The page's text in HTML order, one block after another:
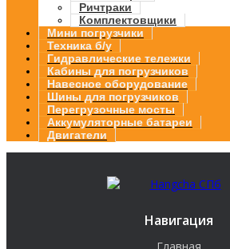
Ричтраки
Комплектовщики
Мини погрузчики
Техника б/у
Гидравлические тележки
Кабины для погрузчиков
Навесное оборудование
Шины для погрузчиков
Перегрузочные мосты
Аккумуляторные батареи
Двигатели
Навигация
Главная